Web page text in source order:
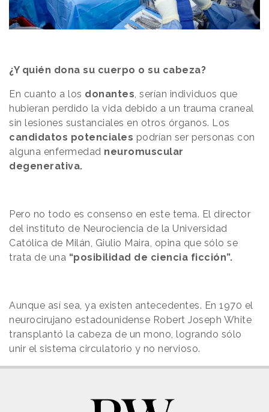
¿Y quién dona su cuerpo o su cabeza?
En cuanto a los donantes , serían individuos que
hubieran perdido la vida debido a un trauma craneal
sin lesiones sustanciales en otros órganos. Los
candidatos potenciales podrían ser personas con
alguna enfermedad neuromuscular
degenerativa.
Pero no todo es consenso en este tema. El director
del instituto de Neurociencia de la Universidad
Católica de Milán, Giulio Maira, opina que sólo se
trata de una “posibilidad de ciencia ficción”.
Aunque así sea, ya existen antecedentes. En 1970 el
neurocirujano estadounidense Robert Joseph White
transplantó la cabeza de un mono, logrando sólo
unir el sistema circulatorio y no nervioso.